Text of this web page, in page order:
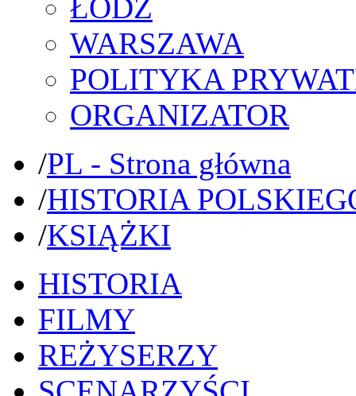
ŁÓDŹ
WARSZAWA
POLITYKA
ORGANIZATOR
/PL - Strona główna
/HISTORIA
/KSIĄŻKI
HISTORIA
FILMY
REŻYSERZY